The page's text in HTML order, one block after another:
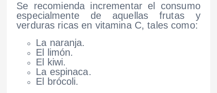
Se recomienda incrementar el consumo
especialmente de aquellas frutas y
verduras ricas en vitamina C, tales como:
La naranja.
El limón.
El kiwi.
La espinaca.
El brócoli.